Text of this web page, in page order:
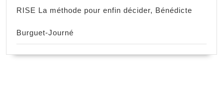
RISE La méthode pour enfin décider, Bénédicte
Burguet-Journé